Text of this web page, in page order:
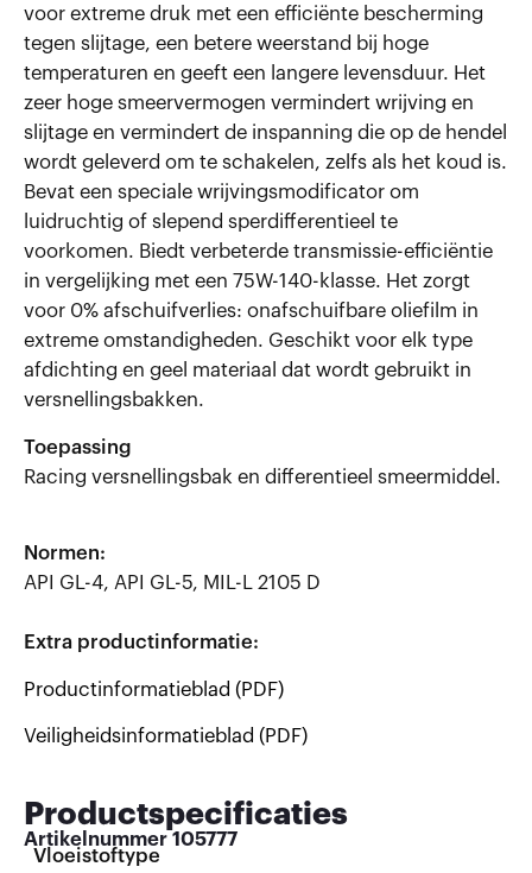
voor extreme druk met een efficiënte bescherming
tegen slijtage, een betere weerstand bij hoge
temperaturen en geeft een langere levensduur. Het
zeer hoge smeervermogen vermindert wrijving en
slijtage en vermindert de inspanning die op de hendel
wordt geleverd om te schakelen, zelfs als het koud is.
Bevat een speciale wrijvingsmodificator om
luidruchtig of slepend sperdifferentieel te
voorkomen. Biedt verbeterde transmissie-efficiëntie
in vergelijking met een 75W-140-klasse. Het zorgt
voor 0% afschuifverlies: onafschuifbare oliefilm in
extreme omstandigheden. Geschikt voor elk type
afdichting en geel materiaal dat wordt gebruikt in
versnellingsbakken.
Toepassing
Racing versnellingsbak en differentieel smeermiddel.
Normen:
API GL-4, API GL-5, MIL-L 2105 D
Extra productinformatie:
Productinformatieblad (PDF)
Veiligheidsinformatieblad (PDF)
Productspecificaties
Artikelnummer 105777
Vloeistoftype